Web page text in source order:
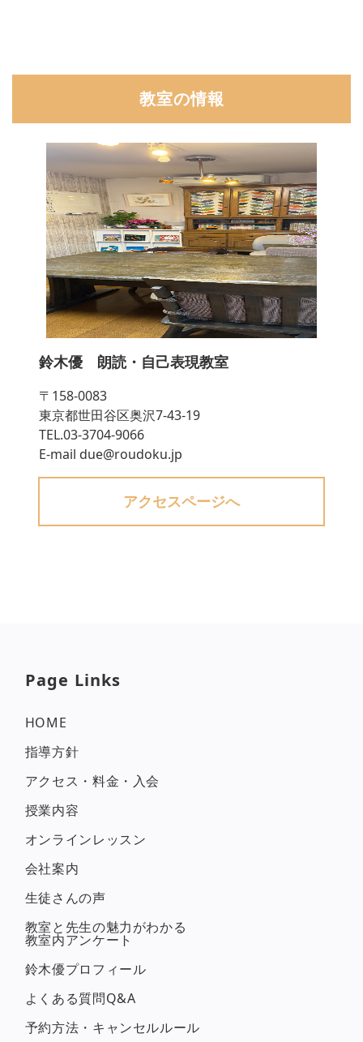
教室の情報
鈴木優 朗読・自己表現教室
〒158-0083
東京都世田谷区奥沢7-43-19
TEL.03-3704-9066
E-mail due@roudoku.jp
アクセスページへ
Page Links
HOME
指導方針
アクセス・料金・入会
授業内容
オンラインレッスン
会社案内
生徒さんの声
教室と先生の魅力がわかる
教室内アンケート
鈴木優プロフィール
よくある質問Q&A
予約方法・キャンセルルール